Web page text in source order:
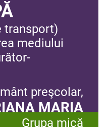
transport)
mediului
preşcolar,
MARIA
Grupa mică